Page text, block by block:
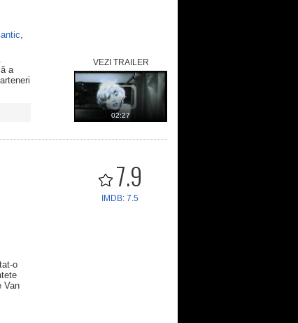
,
a
VEZI TRAILER
02:27
o
Van
7.9
IMDB: 7.5